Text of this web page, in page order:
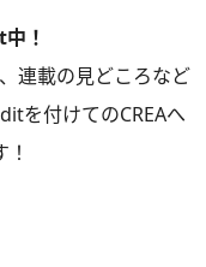
！
連載の見どころなど
を付けてのCREAへ